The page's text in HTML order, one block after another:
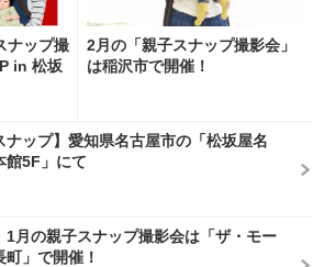
ナップ撮
in 松坂
2月の「親子スナップ撮影会」
は稲沢市で開催！
ナップ】愛知県名古屋市の「松坂屋名
館5F」にて
1月の親子スナップ撮影会は「ザ・モー
町」で開催！